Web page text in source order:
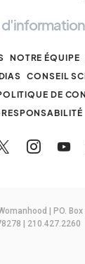
NOTRE ÉQUIPE
CONSEIL
DE
| PO.
| 210.427.2260